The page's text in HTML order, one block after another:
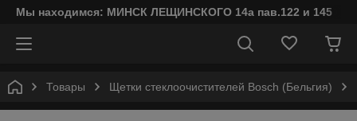
Мы находимся: МИНСК ЛЕЩИНСКОГО 14а пав.122 и 145
Товары Щетки стеклоочистителей Bosch (Бельгия)